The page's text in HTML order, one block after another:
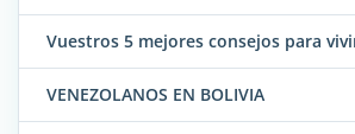
Vuestros 5 mejores consejos para
VENEZOLANOS EN BOLIVIA